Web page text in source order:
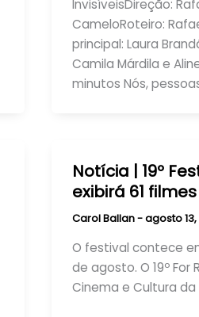
InvisíveisDireção:
CameloRoteiro:
principal: Laura
Camila Márdila e
minutos Nós,
Notícia | 19º
exibirá 61
Carol Ballan-agosto
O festival contece
de agosto. O 19º For
Cinema e Cultura da